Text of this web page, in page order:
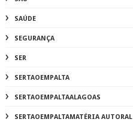
SAÚDE
SEGURANÇA
SER
SERTAOEMPALTA
SERTAOEMPALTAALAGOAS
SERTAOEMPALTAMATÉRIA AUTORAL